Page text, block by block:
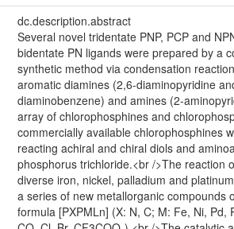
dc.description.abstract
Several novel tridentate PNP, PCP and
bidentate PN ligands were prepared by a
synthetic method via condensation
aromatic diamines (2,6-diaminopyridine
diaminobenzene) and amines (2-
array of chlorophosphines and
commercially available chlorophosphines
reacting achiral and chiral diols and
phosphorus trichloride.<br />The reaction
diverse iron, nickel, palladium and
a series of new metallorganic compounds
formula [PXPMLn] (X: N, C; M: Fe, Ni, Pd,